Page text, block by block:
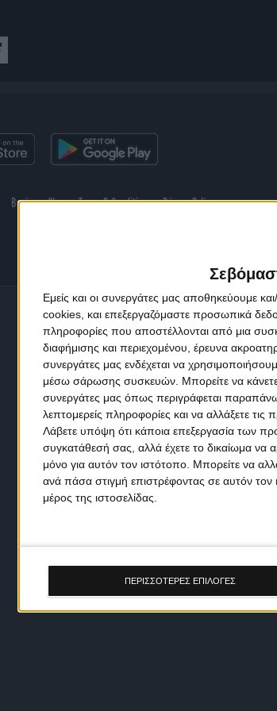
Εμείς και οι συνεργάτες μας αποθηκεύουμε
cookies, και επεξεργαζόμαστε προσωπικά
πληροφορίες που αποστέλλονται από μια
διαφήμισης και περιεχομένου, έρευνα
συνεργάτες μας ενδέχεται να
μέσω σάρωσης συσκευών. Μπορείτε να κάνετε
συνεργάτες μας όπως περιγράφεται
λεπτομερείς πληροφορίες και να αλλάξετε τις
Λάβετε υπόψη ότι κάποια επεξεργασία των
συγκατάθεσή σας, αλλά έχετε το δικαίωμα να
μόνο για αυτόν τον ιστότοπο. Μπορείτε να
ανά πάσα στιγμή επιστρέφοντας σε αυτόν
μέρος της ιστοσελίδας.
ΠΕΡΙΣΣΟΤΕΡΕΣ ΕΠΙΛΟΓΕΣ
Business Class Terms & Conditions Privacy Policy